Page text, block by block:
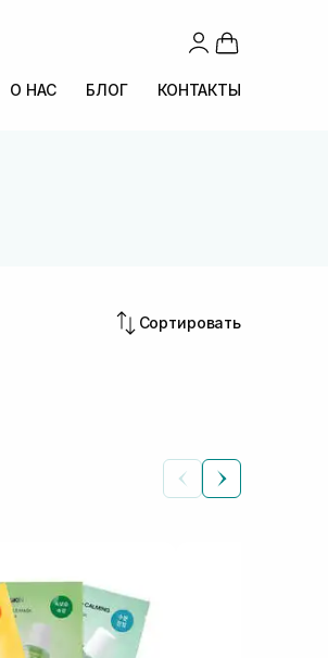
О НАС БЛОГ КОНТАКТЫ
Сортировать